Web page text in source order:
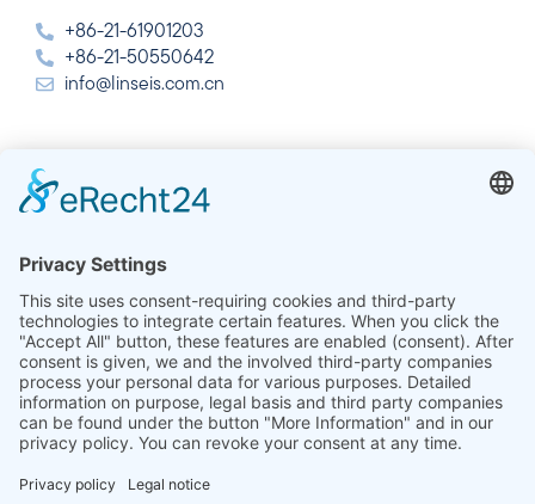
+86-21-61901203
+86-21-50550642
info@linseis.com.cn
India
Delhi
+91-11-42883851
sales@linseis.in